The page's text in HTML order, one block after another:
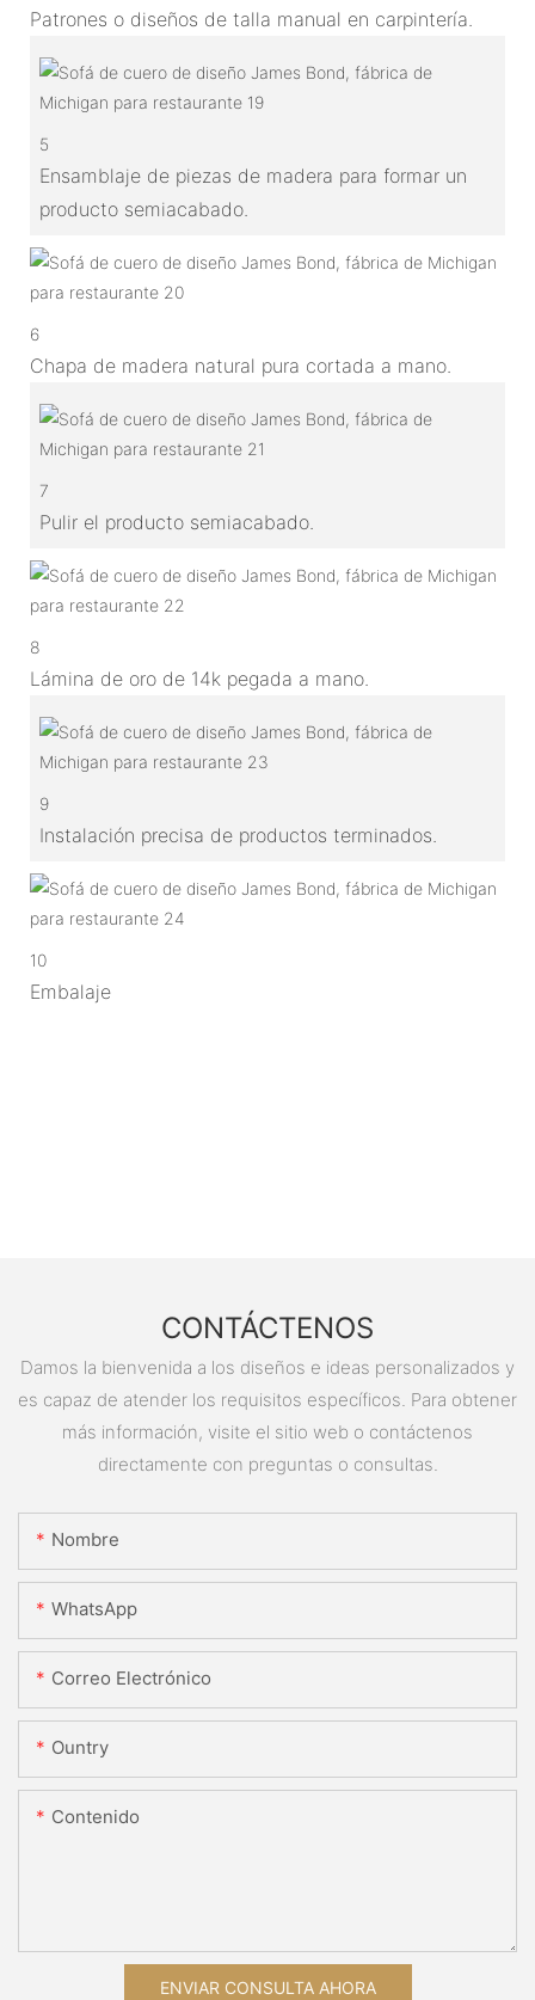
Patrones o diseños de talla manual en carpintería.
5
Ensamblaje de piezas de madera para formar un
producto semiacabado.
6
Chapa de madera natural pura cortada a mano.
7
Pulir el producto semiacabado.
8
Lámina de oro de 14k pegada a mano.
9
Instalación precisa de productos terminados.
10
Embalaje
CONTÁCTENOS
Damos la bienvenida a los diseños e ideas personalizados y
es capaz de atender los requisitos específicos. Para obtener
más información, visite el sitio web o contáctenos
directamente con preguntas o consultas.
Nombre
WhatsApp
Correo Electrónico
Ountry
Contenido
ENVIAR CONSULTA AHORA